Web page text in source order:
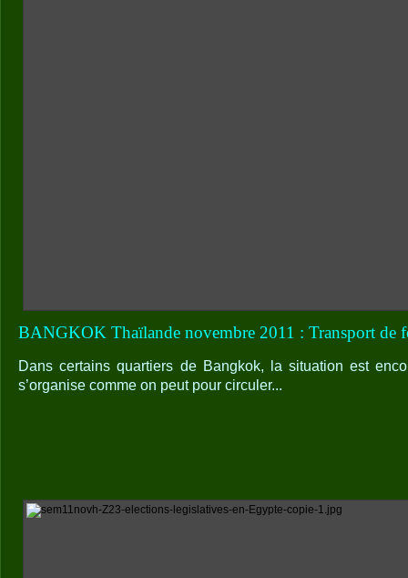
BANGKOK Thaïlande novembre 2011 : Transport de
Dans certains quartiers de Bangkok, la situation est
s’organise comme on peut pour circuler...